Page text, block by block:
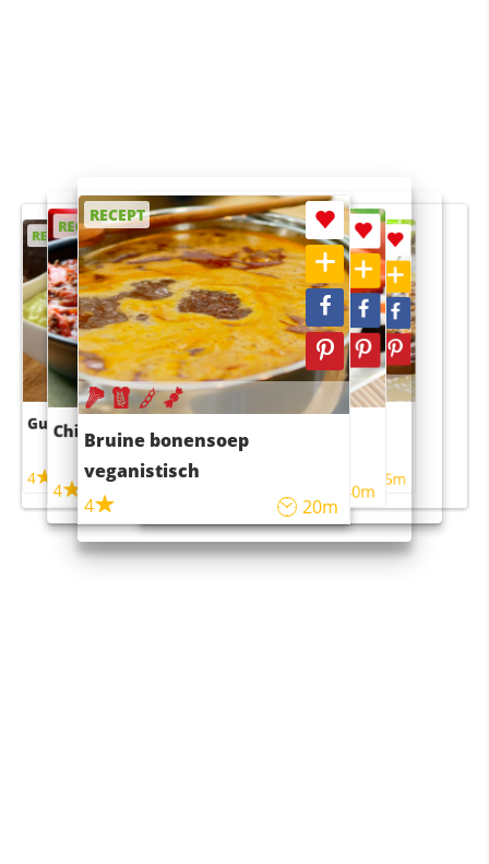
RECEPT
Guacamole
4
RECEPT
Chili con carne
4
RECEPT
Bruine bonensoep
veganistisch
4
20m
RECEPT
Sushi rijstsalade
maaltijdsalade
40m
RECEPT
4 55m